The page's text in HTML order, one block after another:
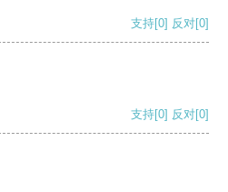
支持[0] 反对[0]
支持[0] 反对[0]